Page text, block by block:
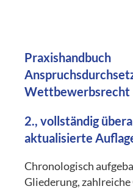
Praxishandbuch
Wettbewerbsrecht
2., vollständig
aktualisierte
Chronologisch
Gliederung,